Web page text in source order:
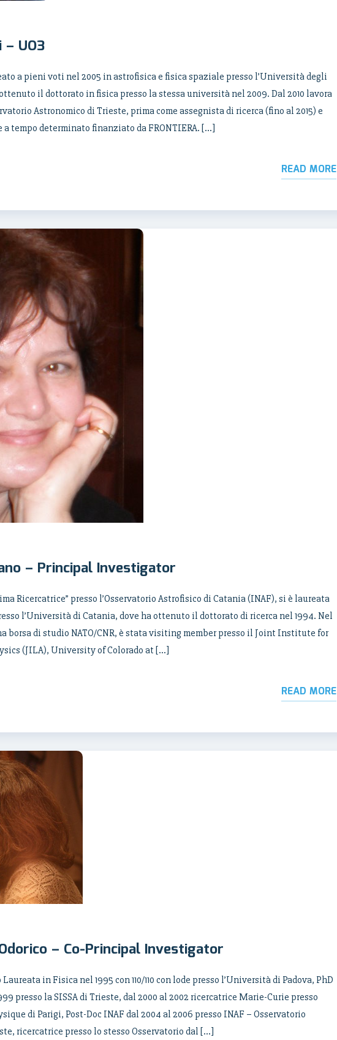
– UO3
a pieni voti nel 2005 in astrofisica e fisica spaziale presso l’Università degli
il dottorato in fisica presso la stessa università nel 2009. Dal 2010 lavora
Astronomico di Trieste, prima come assegnista di ricerca (fino al 2015) e
a tempo determinato finanziato da FRONTIERA. […]
READ MORE
– Principal Investigator
Ricercatrice” presso l’Osservatorio Astrofisico di Catania (INAF), si è laureata
l’Università di Catania, dove ha ottenuto il dottorato di ricerca nel 1994. Nel
borsa di studio NATO/CNR, è stata visiting member presso il Joint Institute for
(JILA), University of Colorado at […]
READ MORE
– Co-Principal Investigator
in Fisica nel 1995 con 110/110 con lode presso l’Università di Padova, PhD
presso la SISSA di Trieste, dal 2000 al 2002 ricercatrice Marie-Curie presso
di Parigi, Post-Doc INAF dal 2004 al 2006 presso INAF – Osservatorio
ricercatrice presso lo stesso Osservatorio dal […]